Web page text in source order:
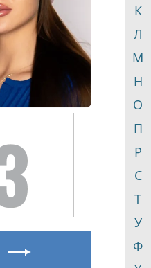
К
Л
М
Н
О
П
Р
С
Т
У
Ф